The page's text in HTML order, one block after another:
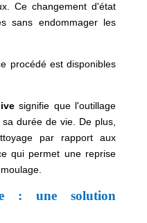
Ce changement d'état
sans endommager les
procédé est disponibles
signifie que l'outillage
durée de vie. De plus,
par rapport aux
qui permet une reprise
: une solution